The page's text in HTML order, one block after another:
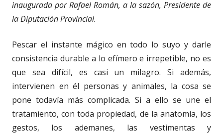
inaugurada por Rafael Román, a la sazón, Presidente de
la Diputación Provincial.
Pescar el instante mágico en todo lo suyo y darle
consistencia durable a lo efímero e irrepetible, no es
que sea difícil, es casi un milagro. Si además,
intervienen en él personas y animales, la cosa se
pone todavía más complicada. Si a ello se une el
tratamiento, con toda propiedad, de la anatomía, los
gestos, los ademanes, las vestimentas y